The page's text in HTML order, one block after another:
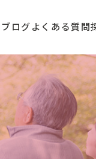
ブログ よくある質問